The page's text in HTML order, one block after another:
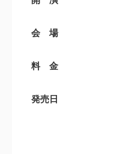
会 場
料 金
発売日